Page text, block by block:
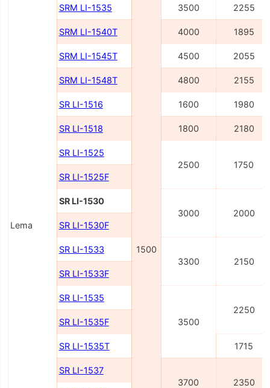
Lema
1500
SRM LI-1535 3500 2255
SRM LI-1540Т 4000 1895
SRM LI-1545Т 4500 2055
SRM LI-1548Т 4800 2155
SR LI-1516 1600 1980
SR LI-1518 1800 2180
SR LI-1525
2500
1750
SR LI-1525F
SR LI-1530
3000
2000
SR LI-1530F
SR LI-1533
3300
2150
SR LI-1533F
SR LI-1535
3500
2250
SR LI-1535F
SR LI-1535T 1715
SR LI-1537
3700
2350